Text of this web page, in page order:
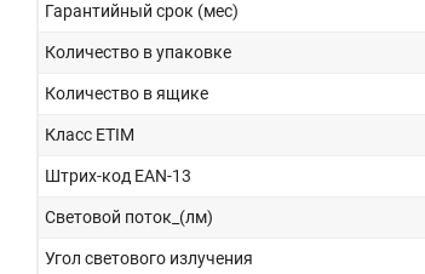
Гарантийный срок (мес)
Количество в упаковке
Количество в ящике
Класс ETIM
Штрих-код EAN-13
Световой поток_(лм)
Угол светового излучения